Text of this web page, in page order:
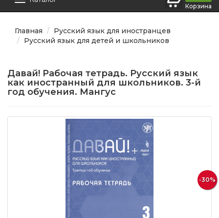
Корзина
Главная
Русский язык для иностранцев
Русский язык для детей и школьников
Давай! Рабочая тетрадь. Русский язык
как иностранный для школьников. 3-й
год обучения. Мангус
-30%